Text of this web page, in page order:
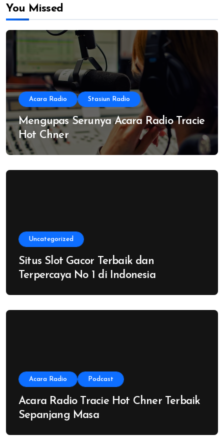
You Missed
Acara Radio Stasiun Radio
Mengupas Serunya Acara Radio Tracie
Hot Chner
Uncategorized
Situs Slot Gacor Terbaik dan
Terpercaya No 1 di Indonesia
Acara Radio Podcast
Acara Radio Tracie Hot Chner Terbaik
Sepanjang Masa